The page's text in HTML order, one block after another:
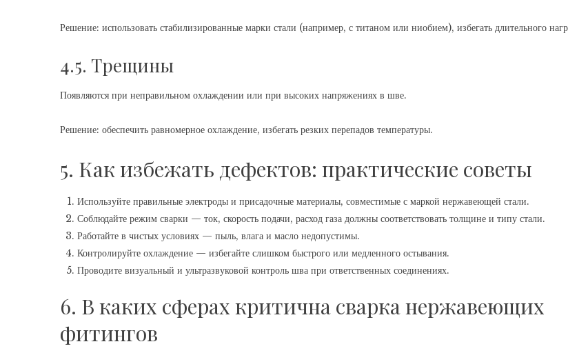
Решение: использовать стабилизированные марки стали (например, с титаном или ниобием), избегать длительного
4.5. Трещины
Появляются при неправильном охлаждении или при высоких напряжениях в шве.
Решение: обеспечить равномерное охлаждение, избегать резких перепадов температуры.
5. Как избежать дефектов: практические советы
Используйте правильные электроды и присадочные материалы, совместимые с маркой нержавеющей стали.
Соблюдайте режим сварки — ток, скорость подачи, расход газа должны соответствовать толщине и типу стали.
Работайте в чистых условиях — пыль, влага и масло недопустимы.
Контролируйте охлаждение — избегайте слишком быстрого или медленного остывания.
Проводите визуальный и ультразвуковой контроль шва при ответственных соединениях.
6. В каких сферах критична сварка нержавеющих
фитингов